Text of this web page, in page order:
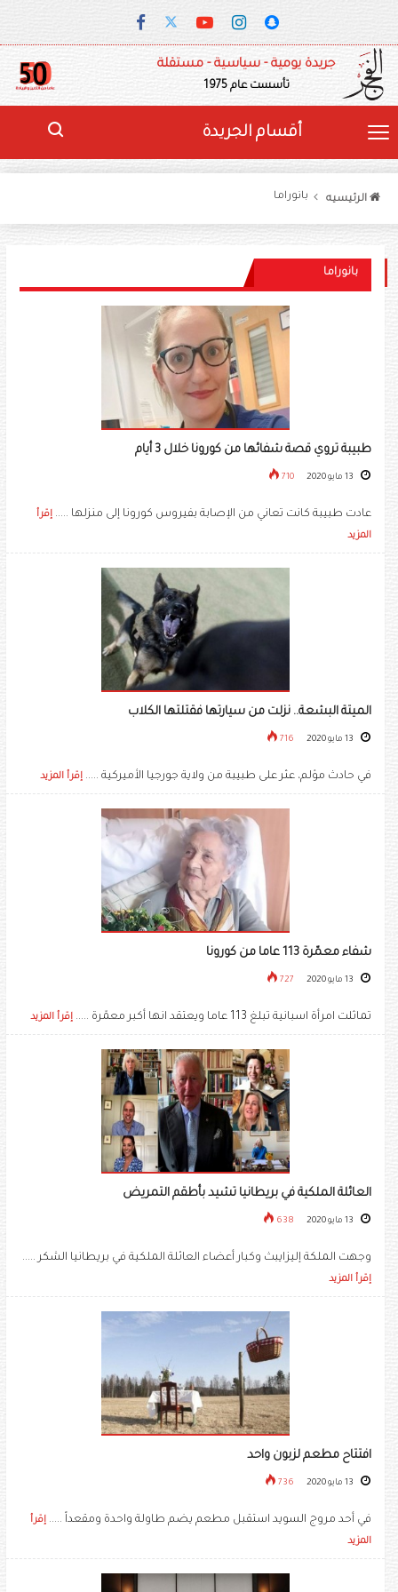
جريدة يومية - سياسية - مستقلة
تأسست عام 1975
أقسام الجريدة
الرئيسيه بانوراما
بانوراما
طبيبة تروي قصة شفائها من كورونا خلال 3 أيام
710
عادت طبيبة كانت تعاني من الإصابة بفيروس كورونا إلى منزلها ..... إقرأ
المزيد
الميتة البشعة.. نزلت من سيارتها فقتلتها الكلاب
716
في حادث مؤلم، عثر على طبيبة من ولاية جورجيا الأميركية ..... إقرأ المزيد
شفاء معمّرة 113 عاما من كورونا
727
تماثلت امرأة اسبانية تبلغ 113 عاما ويعتقد انها أكبر معمّرة ..... إقرأ المزيد
العائلة الملكية في بريطانيا تشيد بأطقم التمريض
638
وجهت الملكة إليزايبث وكبار أعضاء العائلة الملكية في بريطانيا الشكر .....
إقرأ المزيد
افتتاح مطعم لزبون واحد
736
في أحد مروج السويد استقبل مطعم يضم طاولة واحدة ومقعداً ..... إقرأ
المزيد